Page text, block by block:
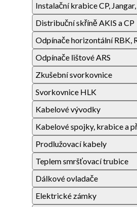
Instalační krabice CP,
Distribuční skříně AKIS a CP
Odpínače horizontální RBK,
Odpínače lištové ARS
Zkušební svorkovnice
Svorkovnice HLK
Kabelové vývodky
Kabelové spojky, krabice a
Prodlužovací kabely
Teplem smršťovací trubice
Dálkové ovladače
Elektrické zámky